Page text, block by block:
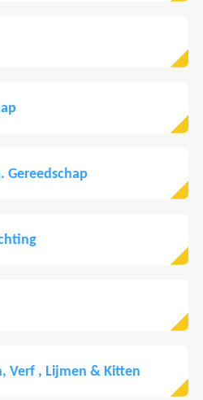
Gereedschap
Verf , Lijmen & Kitten